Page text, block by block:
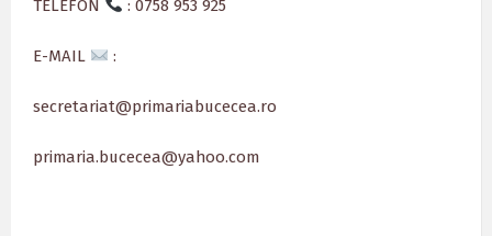
TELEFON : 0758 953 925
E-MAIL :
secretariat@primariabucecea.ro
primaria.bucecea@yahoo.com